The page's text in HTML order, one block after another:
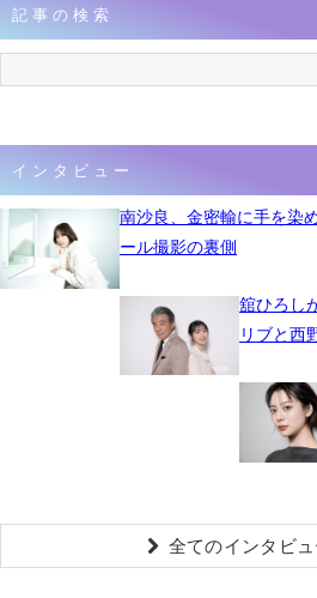
5月22日 13時54分
記事の検索
インタビュー
南沙良、金密輸に手を染
ール撮影の裏側
舘ひろし
リブと西
全てのインタビ